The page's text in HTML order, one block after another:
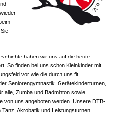
haben wir uns auf die heute
So finden bei uns schon Kleinkinder mit
vor wie die durch uns fit
Seniorengymnastik. Gerätekinderturnen,
alle, Zumba und Badminton sowie
von uns angeboten werden. Unsere DTB-
Akrobatik und Leistungsturnen